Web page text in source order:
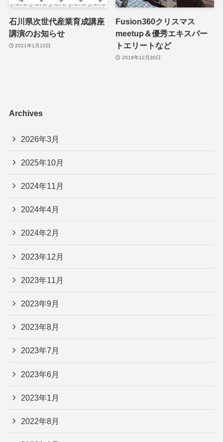
石川県次世代産業育成講座
講演のお知らせ
2021年1月10日
Fusion360クリスマス
meetup＆優秀エキスパー
トエリートなど
2019年12月30日
Archives
2026年3月
2025年10月
2024年11月
2024年4月
2024年2月
2023年12月
2023年11月
2023年9月
2023年8月
2023年7月
2023年6月
2023年1月
2022年8月